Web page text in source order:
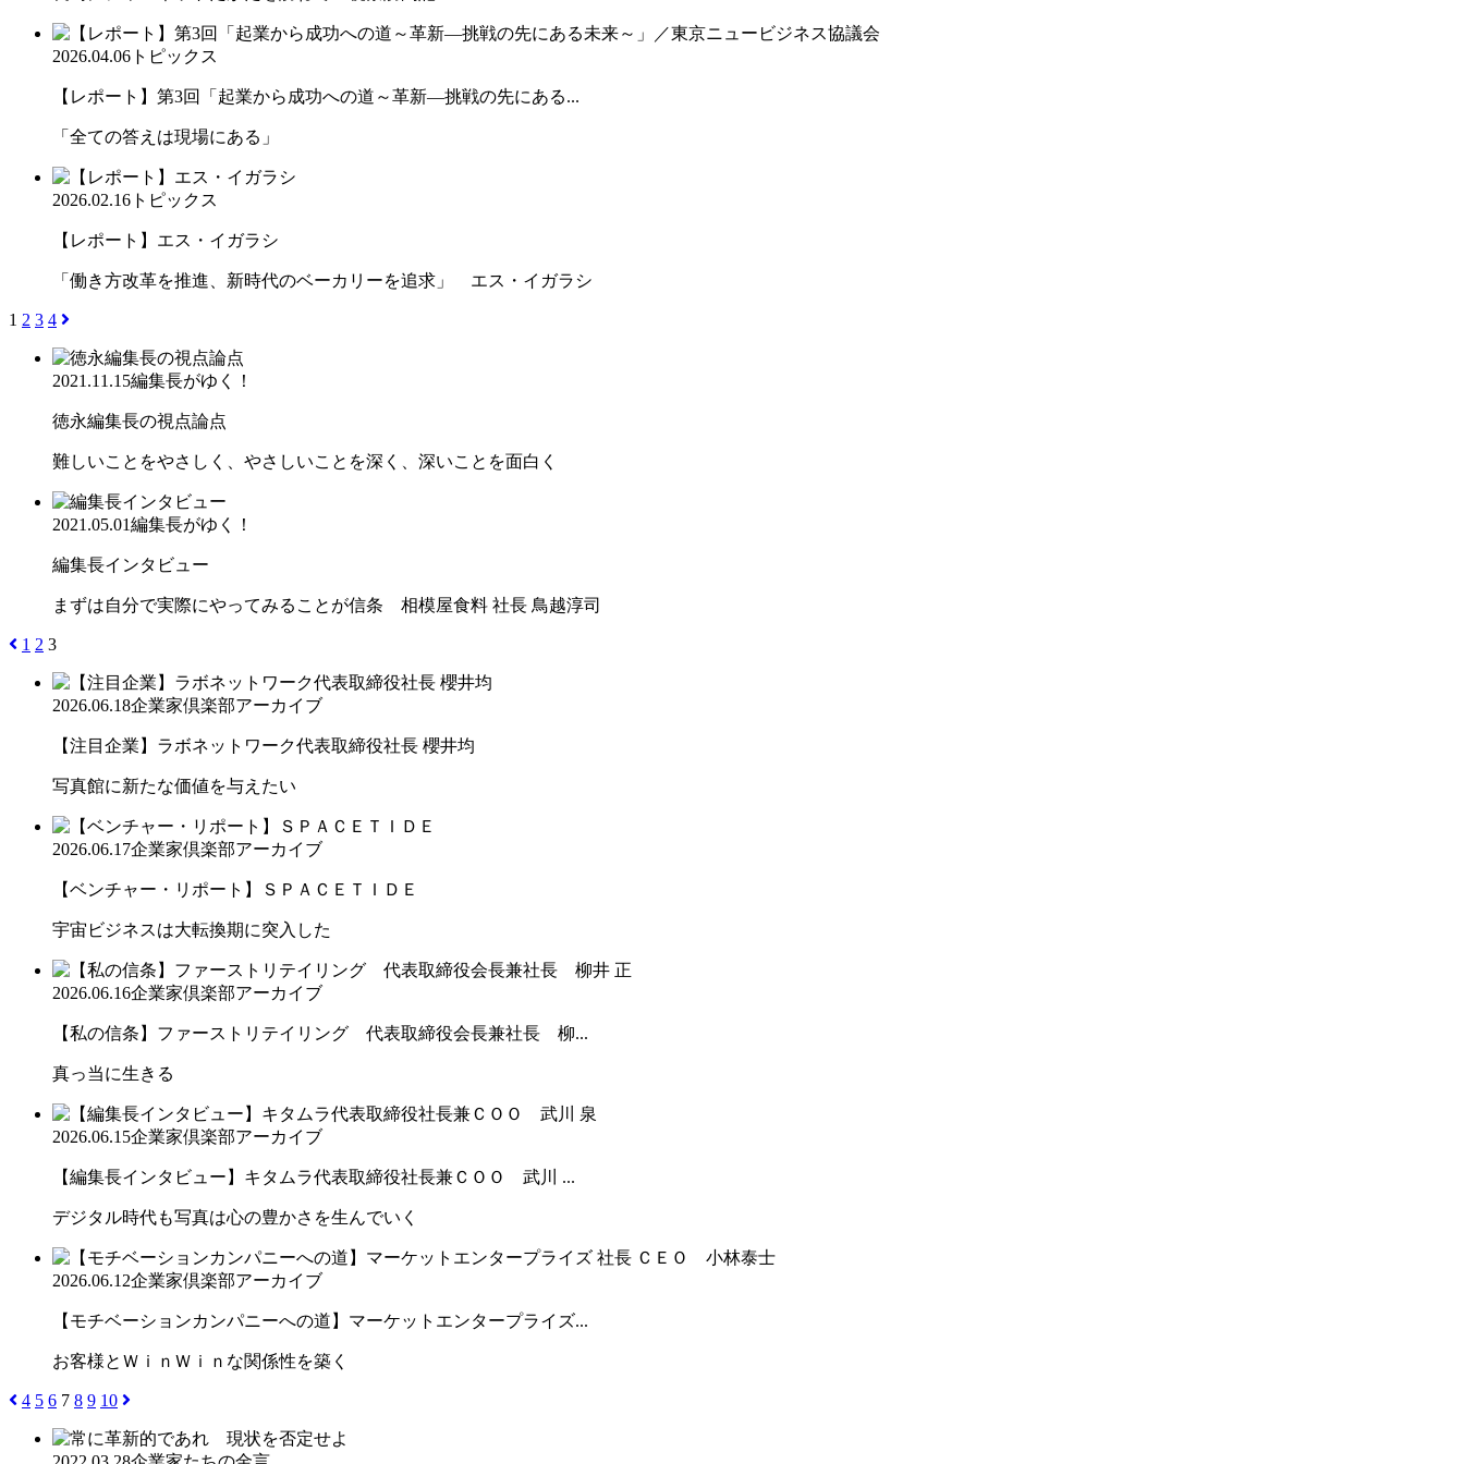
2026.04.06 トピックス
【レポート】第3回「起業から成功への道～革新―挑戦の先にある...
「全ての答えは現場にある」
2026.02.16 トピックス
【レポート】エス・イガラシ
「働き方改革を推進、新時代のベーカリーを追求」 エス・イガラシ
1 2 3 4
2021.11.15編集長がゆく！
徳永編集長の視点論点
難しいことをやさしく、やさしいことを深く、深いことを面白く
2021.05.01編集長がゆく！
編集長インタビュー
まずは自分で実際にやってみることが信条 相模屋食料 社長 鳥越淳司
1 2 3
2026.06.18企業家倶楽部アーカイブ
【注目企業】ラボネットワーク代表取締役社長 櫻井均
写真館に新たな価値を与えたい
2026.06.17企業家倶楽部アーカイブ
【ベンチャー・リポート】ＳＰＡＣＥＴＩＤＥ
宇宙ビジネスは大転換期に突入した
2026.06.16企業家倶楽部アーカイブ
【私の信条】ファーストリテイリング 代表取締役会長兼社長 柳...
真っ当に生きる
2026.06.15企業家倶楽部アーカイブ
【編集長インタビュー】キタムラ代表取締役社長兼ＣＯＯ 武川 ...
デジタル時代も写真は心の豊かさを生んでいく
2026.06.12企業家倶楽部アーカイブ
【モチベーションカンパニーへの道】マーケットエンタープライズ...
お客様とＷｉｎＷｉｎな関係性を築く
4 5 6 7 8 9 10